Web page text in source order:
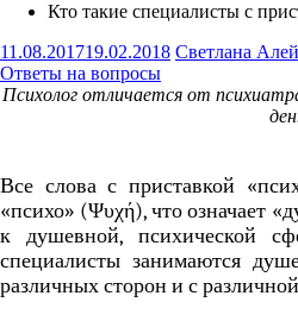
Кто такие специалисты с
11.08.201719.02.2018 Светлана
Ответы на вопросы
Психолог отличается от
Все слова с приставкой
«психо» (Ψυχή), что означает
к душевной, психической
специалисты занимаются
различных сторон и с